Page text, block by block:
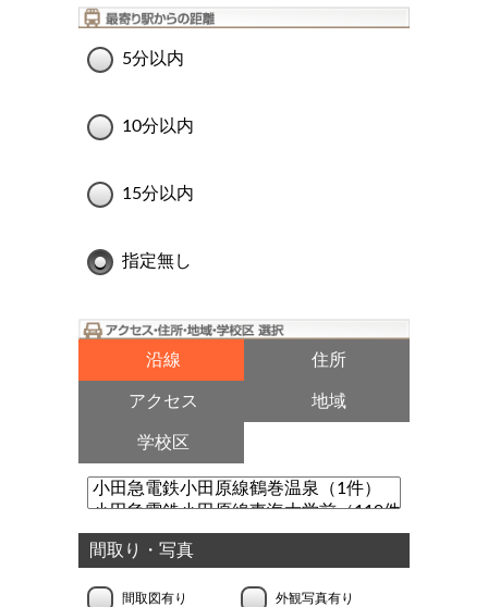
5分以内
10分以内
15分以内
指定無し
沿線 住所
アクセス 地域
学校区
間取り・写真
間取図有り 外観写真有り